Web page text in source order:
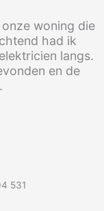
woning die
had ik
langs.
en de
531